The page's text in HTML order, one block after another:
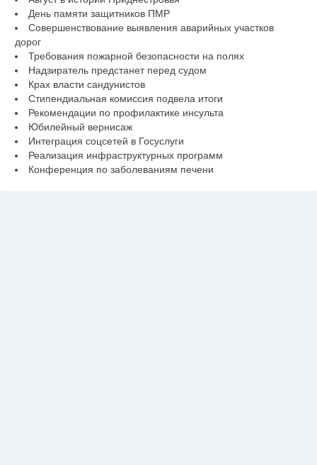
День памяти защитников ПМР
Совершенствование выявления аварийных участков
дорог
Требования пожарной безопасности на полях
Надзиратель предстанет перед судом
Крах власти сандунистов
Стипендиальная комиссия подвела итоги
Рекомендации по профилактике инсульта
Юбилейный вернисаж
Интеграция соцсетей в Госуслуги
Реализация инфраструктурных программ
Конференция по заболеваниям печени